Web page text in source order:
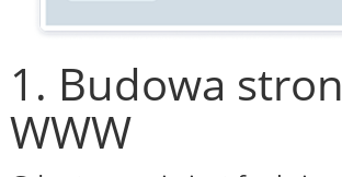
1. Budowa
WWW